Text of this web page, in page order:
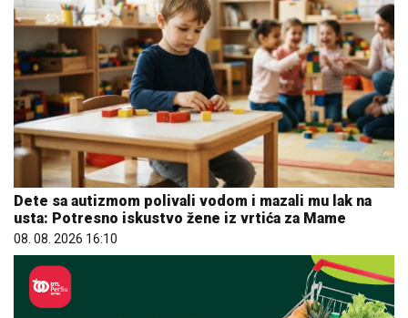
Dete sa autizmom polivali vodom i mazali mu lak na
usta: Potresno iskustvo žene iz vrtića za Mame
08. 08. 2026 16:10